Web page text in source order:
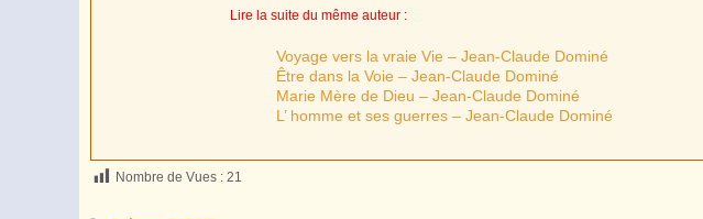
Lire la suite du même auteur :
Voyage vers la vraie Vie – Jean-Claude Dominé
Être dans la Voie – Jean-Claude Dominé
Marie Mère de Dieu – Jean-Claude Dominé
L’ homme et ses guerres – Jean-Claude Dominé
Nombre de Vues : 21